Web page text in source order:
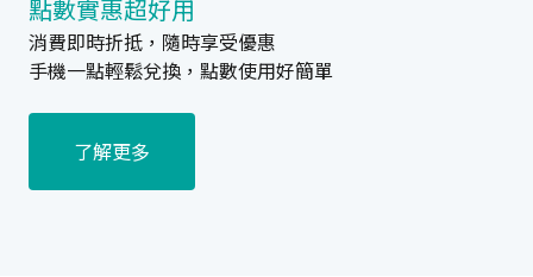
點數實惠超好用
消費即時折抵，隨時享受優惠
手機一點輕鬆兌換，點數使用好簡單
了解更多